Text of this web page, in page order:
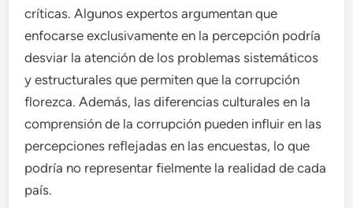
críticas. Algunos expertos argumentan que
enfocarse exclusivamente en la percepción podría
desviar la atención de los problemas sistemáticos
y estructurales que permiten que la corrupción
florezca. Además, las diferencias culturales en la
comprensión de la corrupción pueden influir en las
percepciones reflejadas en las encuestas, lo que
podría no representar fielmente la realidad de cada
país.